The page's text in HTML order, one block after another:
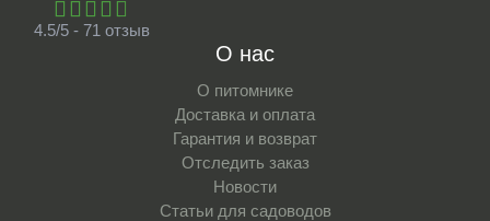
4.5/5 - 71 отзыв
О нас
О питомнике
Доставка и оплата
Гарантия и возврат
Отследить заказ
Новости
Статьи для садоводов